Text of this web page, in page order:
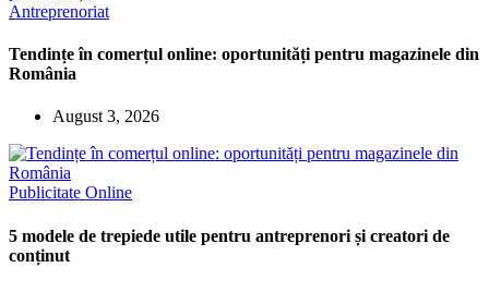
Antreprenoriat
Tendințe în comerțul online: oportunități pentru magazinele din
România
August 3, 2026
Publicitate Online
5 modele de trepiede utile pentru antreprenori și creatori de
conținut